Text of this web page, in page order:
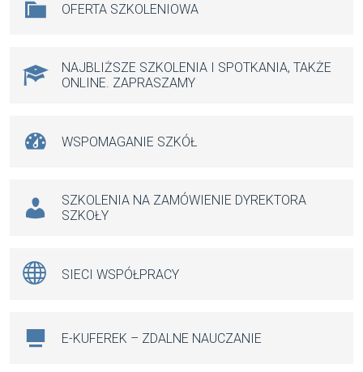
o
k
A
p
g
OFERTA SZKOLENIOWA
NAJBLIŻSZE SZKOLENIA I SPOTKANIA, TAKŻE
ONLINE. ZAPRASZAMY
WSPOMAGANIE SZKÓŁ
SZKOLENIA NA ZAMÓWIENIE DYREKTORA
SZKOŁY
SIECI WSPÓŁPRACY
E-KUFEREK – ZDALNE NAUCZANIE